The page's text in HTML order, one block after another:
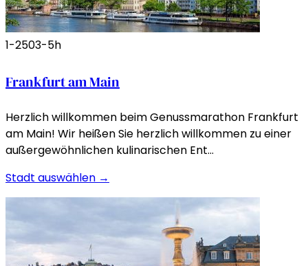
1-2503-5h
Frankfurt am Main
Herzlich willkommen beim Genussmarathon Frankfurt
am Main! Wir heißen Sie herzlich willkommen zu einer
außergewöhnlichen kulinarischen Ent…
Stadt auswählen →